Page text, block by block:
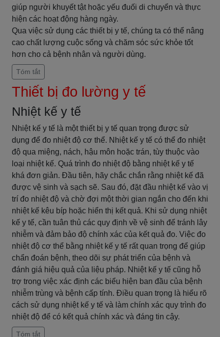
giúp người khuyết tật hoặc yếu đuối di chuyển và thực
hiện các hoạt động hàng ngày.
Qua việc sử dụng các thiết bị y tế, chúng ta có thể nâng
cao chất lượng cuộc sống và chăm sóc sức khỏe tốt
hơn cho cả bệnh nhân và người dùng.
Tóm tắt
Thiết bị đo lường y tế
Nhiệt kế y tế
Nhiệt kế y tế là một thiết bị y tế quan trọng được sử
dụng để đo nhiệt độ cơ thể. Nhiệt kế y tế có thể đo nhiệt
độ qua miệng, nách, hậu môn hoặc trán, tùy thuộc vào
loại nhiệt kế. Quá trình đo nhiệt độ bằng nhiệt kế y tế
khá đơn giản. Đầu tiên, hãy chắc chắn rằng nhiệt kế đã
được vệ sinh và sạch sẽ. Sau đó, đặt đầu nhiệt kế vào vị
trí đo nhiệt độ và chờ đợi một thời gian ngắn cho đến khi
nhiệt kế kêu bíp hoặc hiển thị kết quả. Khi sử dụng nhiệt
kế y tế, cần tuân thủ các quy định về vệ sinh để tránh lây
nhiễm và đảm bảo độ chính xác của kết quả đo. Việc đo
nhiệt độ cơ thể bằng nhiệt kế y tế rất quan trọng để giúp
chẩn đoán bệnh, theo dõi sự phát triển của bệnh và
đánh giá hiệu quả của liệu pháp. Nhiệt kế y tế cũng hỗ
trợ trong việc xác định các biểu hiện ban đầu của bệnh
nhiễm trùng và bệnh cấp tính. Điều quan trọng là hiểu rõ
cách sử dụng nhiệt kế y tế và làm chính xác quy trình đo
nhiệt độ để có kết quả chính xác và đáng tin cậy.
Tóm tắt